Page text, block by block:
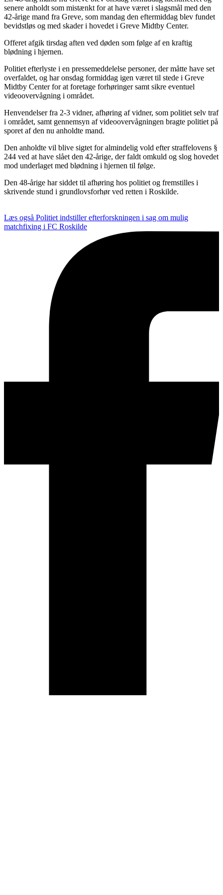
senere anholdt som mistænkt for at have været i slagsmål med den
42-årige mand fra Greve, som mandag den eftermiddag blev fundet
bevidstløs og med skader i hovedet i Greve Midtby Center.
Offeret afgik tirsdag aften ved døden som følge af en kraftig
blødning i hjernen.
Politiet efterlyste i en pressemeddelelse personer, der måtte have set
overfaldet, og har onsdag formiddag igen været til stede i Greve
Midtby Center for at foretage forhøringer samt sikre eventuel
videoovervågning i området.
Henvendelser fra 2-3 vidner, afhøring af vidner, som politiet selv traf
i området, samt gennemsyn af videoovervågningen bragte politiet på
sporet af den nu anholdte mand.
Den anholdte vil blive sigtet for almindelig vold efter straffelovens §
244 ved at have slået den 42-årige, der faldt omkuld og slog hovedet
mod underlaget med blødning i hjernen til følge.
Den 48-årige har siddet til afhøring hos politiet og fremstilles i
skrivende stund i grundlovsforhør ved retten i Roskilde.
Læs også Politiet indstiller efterforskningen i sag om mulig
matchfixing i FC Roskilde